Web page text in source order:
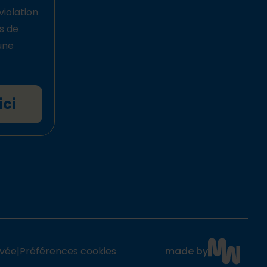
de
|Préférences cookies made by